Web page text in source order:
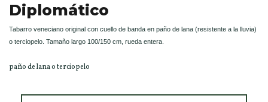
Diplomático
Tabarro veneciano original con cuello de banda en paño de lana (resistente a la lluvia)
o terciopelo. Tamaño largo 100/150 cm, rueda entera.
paño de lana o terciopelo